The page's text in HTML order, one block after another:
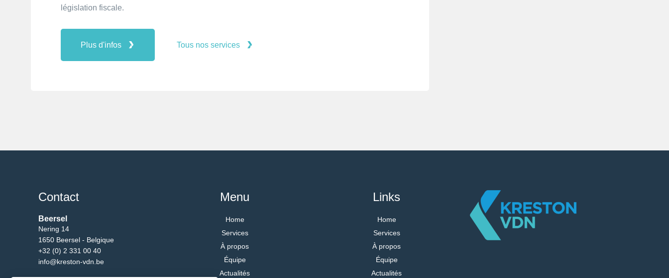
législation fiscale.
Plus d'infos Tous nos services
Contact
Beersel
Nering 14
1650 Beersel - Belgique
+32 (0) 2 331 00 40
info@kreston-vdn.be
Menu
Home
Services
À propos
Équipe
Actualités
Links
Home
Services
À propos
Équipe
Actualités